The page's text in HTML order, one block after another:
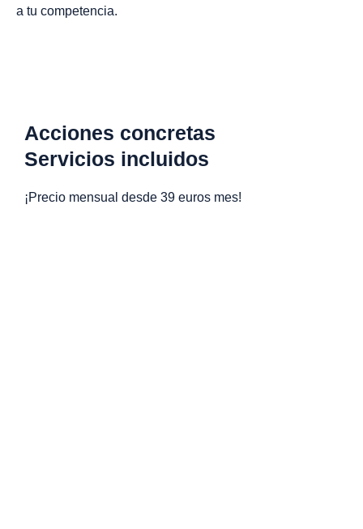
a tu competencia.
Acciones concretas
Servicios incluidos
¡Precio mensual desde 39 euros mes!